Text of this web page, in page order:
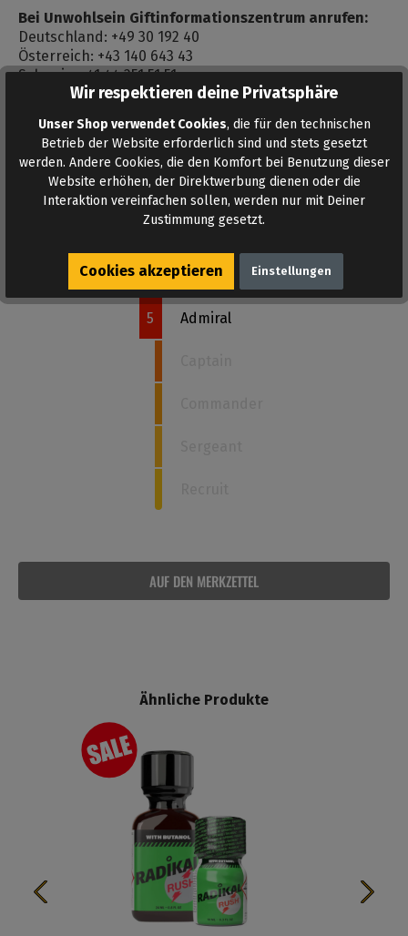
Wie stark ist dieses Poppers?
5 Admiral
AUF DEN MERKZETTEL
Bei Unwohlsein Giftinformationszentrum anrufen:
Deutschland: +49 30 192 40
Österreich: +43 140 643 43
Schweiz: +41 44 251 51 51
Bewertungen
Bewertungen lesen, schreiben und diskutieren...
Mehr lesen
Ähnliche Produkte
Wir respektieren deine Privatsphäre
Unser Shop verwendet Cookies, die für den technischen
Betrieb der Website erforderlich sind und stets gesetzt
werden. Andere Cookies, die den Komfort bei Benutzung dieser
Website erhöhen, der Direktwerbung dienen oder die
Interaktion vereinfachen sollen, werden nur mit Deiner
Zustimmung gesetzt.
Cookies akzeptieren Einstellungen